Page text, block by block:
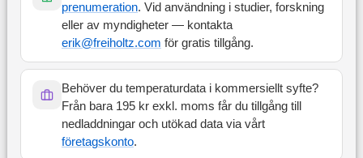
prenumeration. Vid användning i studier, forskning
eller av myndigheter — kontakta
erik@freiholtz.com för gratis tillgång.
Behöver du temperaturdata i kommersiellt syfte?
Från bara 195 kr exkl. moms får du tillgång till
nedladdningar och utökad data via vårt
företagskonto.